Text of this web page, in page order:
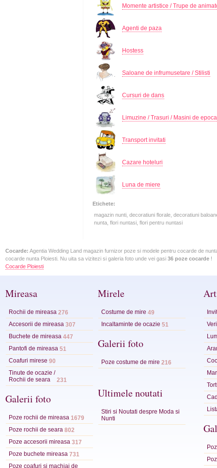
Momente artistice / Trupe de
Agenti de paza
Hostess
Saloane de infrumusetare / Stilisti
Cursuri de dans
Limuzine / Trasuri / Masini de epoca
Transport invitati
Cazare hoteluri
Luna de miere
Etichete:
magazin nunti, decoratiuni florale, decoratiuni
nunta, flori nuntasi, flori pentru nuntasi
Cocarde: Agentia Wedding Land magazin furnizor poze si modele pentru cocarde de
cocarde nunta Ploiesti. Nu uita sa vizitezi si galeria foto unde vei gasi 36 poze cocarde !
Cocarde Ploiesti
Mireasa
Rochii de mireasa 276
Accesorii de mireasa 307
Buchete de mireasa 447
Pantofi de mireasa 51
Coafuri mirese 90
Tinute de ocazie /
Rochii de seara
231
Galerii foto
Poze rochii de mireasa 1679
Poze rochii de seara 802
Poze accesorii mireasa 317
Poze buchete mireasa 731
Poze coafuri si machiaj de
Mirele
Costume de mire 49
Incaltaminte de ocazie 51
Galerii foto
Poze costume de mire 216
Ultimele noutati
Stiri si Noutati despre Moda si
Nunti